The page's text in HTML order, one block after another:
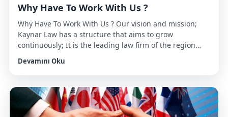
Why Have To Work With Us ?
Why Have To Work With Us ? Our vision and mission;
Kaynar Law has a structure that aims to grow
continuously; It is the leading law firm of the region
based in Trabzon, serving in cities such as Istanbul,
Izmir, Ankara and Adana. It is the top priority to
Devamını Oku